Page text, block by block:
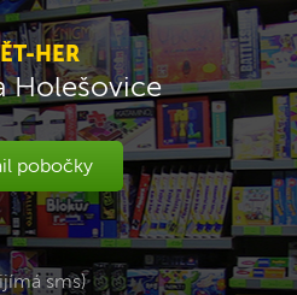
HER
Holešovice
pobočky
sms)